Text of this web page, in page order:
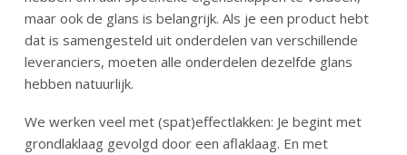
maar ook de glans is belangrijk. Als je een product hebt
dat is samengesteld uit onderdelen van verschillende
leveranciers, moeten alle onderdelen dezelfde glans
hebben natuurlijk.
We werken veel met (spat)effectlakken: Je begint met
grondlaklaag gevolgd door een aflaklaag. En met